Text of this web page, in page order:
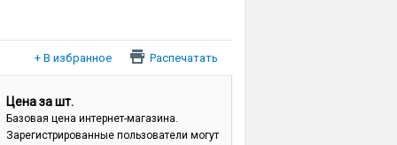
Распечатать
Цена за шт.
Базовая цена интернет-магазина.
Зарегистрированные пользователи могут